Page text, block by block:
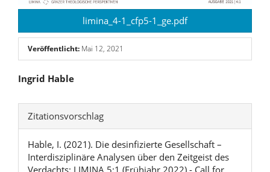
limina_4-1_cfp5-1_ge.pdf
Veröffentlicht: Mai 12, 2021
Hauptsächlicher
Artikelinhalt
Ingrid Hable
Artikel-
Details
Zitationsvorschlag
Hable, I. (2021). Die desinfizierte Gesellschaft –
Interdisziplinäre Analysen über den Zeitgeist des
Verdachts: LIMINA 5:1 (Frühjahr 2022) - Call for